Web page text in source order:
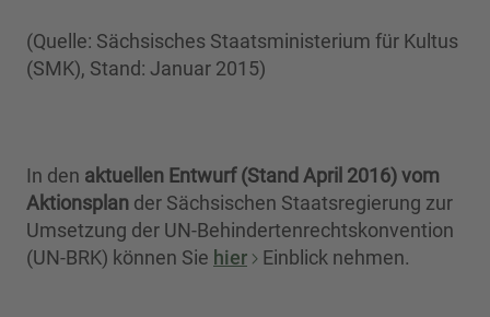
(Quelle: Sächsisches Staatsministerium für Kultus
(SMK), Stand: Januar 2015)
In den aktuellen Entwurf (Stand April 2016) vom
Aktionsplan der Sächsischen Staatsregierung zur
Umsetzung der UN-Behindertenrechtskonvention
(UN-BRK) können Sie hier Einblick nehmen.